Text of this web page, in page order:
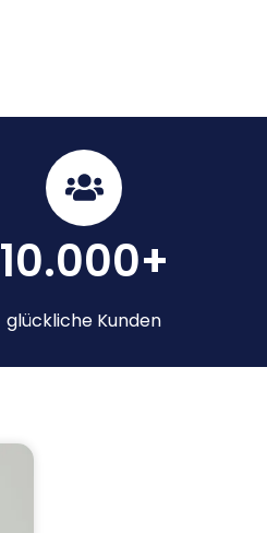
10.000+
glückliche Kunden